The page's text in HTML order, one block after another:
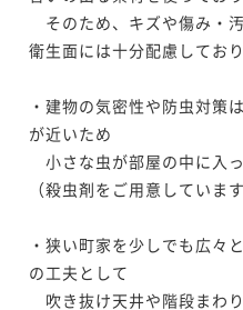
そのため、キズや傷み・
衛生面には十分配慮しており
・建物の気密性や防虫対策
が近いため
小さな虫が部屋の中に入
（殺虫剤をご用意しています
・狭い町家を少しでも広々
の工夫として
吹き抜け天井や階段まわ